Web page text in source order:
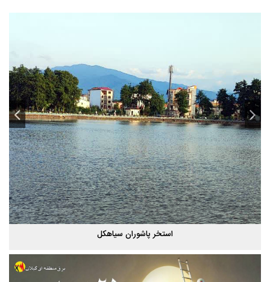
استخر پاشوران سیاهکل